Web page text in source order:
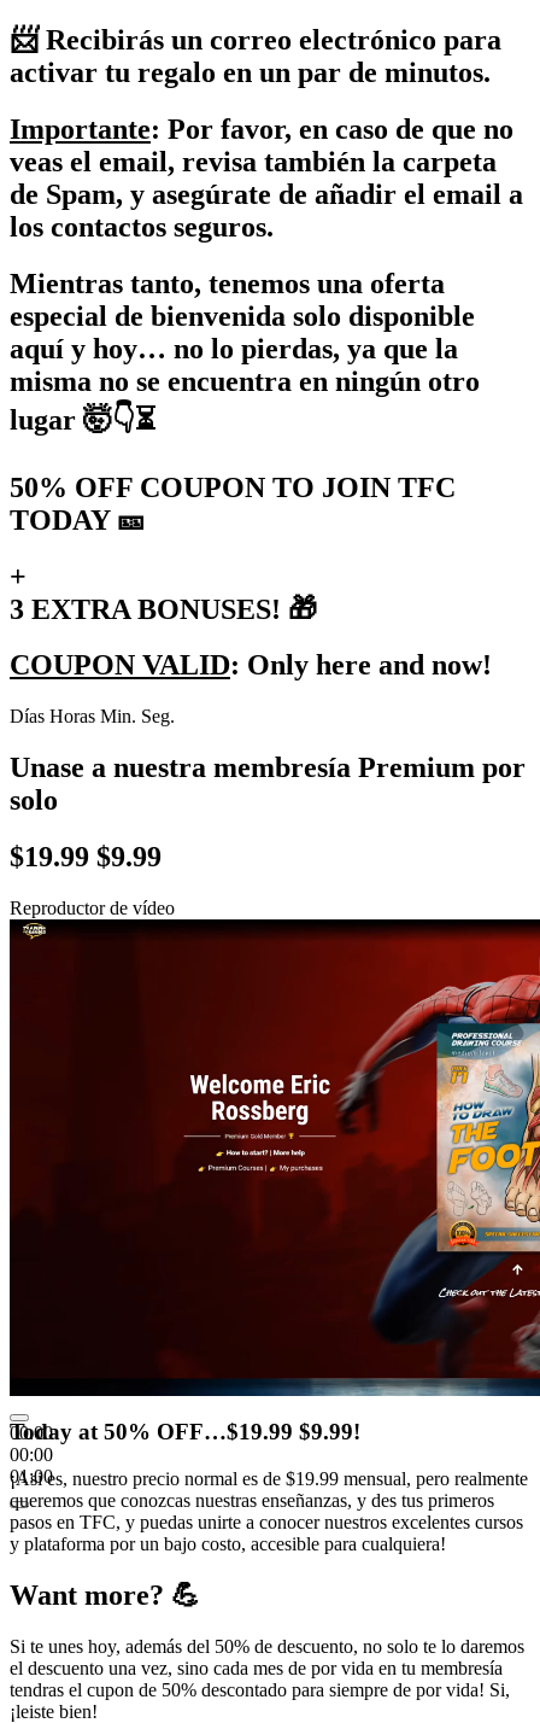
📨 Recibirás un correo electrónico para
activar tu regalo en un par de minutos.
Importante: Por favor, en caso de que no
veas el email, revisa también la carpeta
de Spam, y asegúrate de añadir el email a
los contactos seguros.
Mientras tanto, tenemos una oferta
especial de bienvenida solo disponible
aquí y hoy… no lo pierdas, ya que la
misma no se encuentra en ningún otro
lugar 🤯👇⏳
50% OFF COUPON TO JOIN TFC
TODAY 🎫
+
3 EXTRA BONUSES! 🎁
COUPON VALID: Only here and now!
Días Horas Min. Seg.
Unase a nuestra membresía Premium por
solo
$19.99 $9.99
Reproductor de vídeo
00:00
00:00
01:00
Today at 50% OFF…$19.99 $9.99!
¡Asi es, nuestro precio normal es de $19.99 mensual, pero realmente
queremos que conozcas nuestras enseñanzas, y des tus primeros
pasos en TFC, y puedas unirte a conocer nuestros excelentes cursos
y plataforma por un bajo costo, accesible para cualquiera!
Want more? 💪
Si te unes hoy, además del 50% de descuento, no solo te lo daremos
el descuento una vez, sino cada mes de por vida en tu membresía
tendras el cupon de 50% descontado para siempre de por vida! Si,
¡leiste bien!